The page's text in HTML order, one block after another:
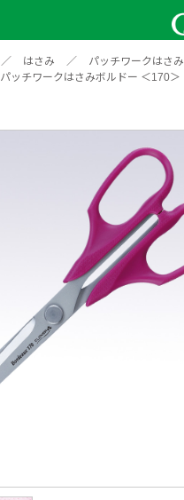
／ はさみ ／ パッチワークはさみ
パッチワークはさみボルドー ＜170＞